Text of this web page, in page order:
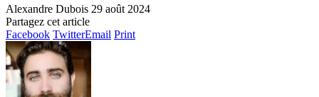
Alexandre Dubois 29 août 2024
Partagez cet article
Facebook TwitterEmail Print